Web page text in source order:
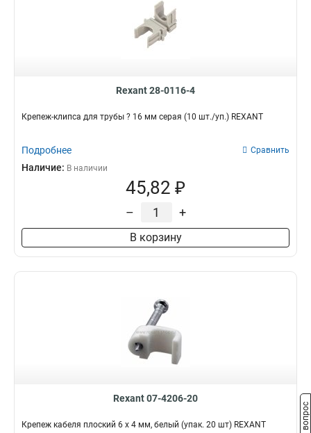
Rexant 28-0116-4
Крепеж-клипса для трубы ? 16 мм серая (10 шт./уп.) REXANT
Подробнее Сравнить
Наличие: В наличии
45,82 ₽
– +
В корзину
Rexant 07-4206-20
Крепеж кабеля плоский 6 х 4 мм, белый (упак. 20 шт) REXANT